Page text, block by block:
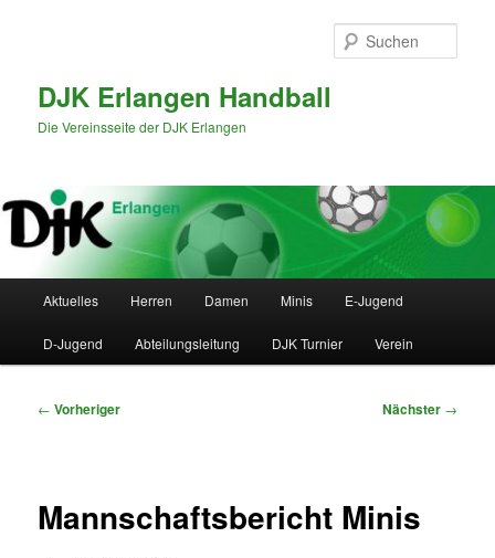
DJK Erlangen Handball
Die Vereinsseite der DJK Erlangen
Aktuelles Herren Damen Minis E-Jugend
D-Jugend Abteilungsleitung DJK Turnier Verein
Beitragsnavigation
← Vorheriger Nächster →
Mannschaftsbericht Minis